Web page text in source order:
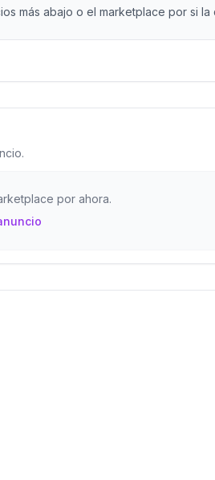
más abajo o el marketplace por si la
por ahora.